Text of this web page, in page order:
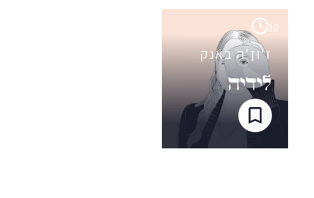
10
ז'וּזָ'ה באנק
לידיה